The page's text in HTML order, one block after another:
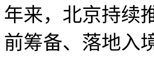
年来，北京持续
前筹备、落地入